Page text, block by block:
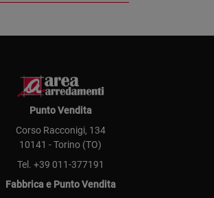
Punto Vendita
Corso Racconigi, 134
10141 - Torino (TO)
Tel. +39 011-377191
Fabbrica e Punto Vendita